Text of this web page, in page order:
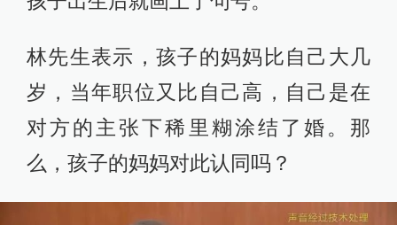
林先生表示，孩子的妈妈比自己大几
岁，当年职位又比自己高，自己是在
对方的主张下稀里糊涂结了婚。那
么，孩子的妈妈对此认同吗？